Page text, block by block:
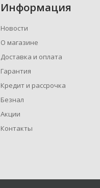
Информация
Новости
О магазине
Доставка и оплата
Гарантия
Кредит и рассрочка
Безнал
Акции
Контакты